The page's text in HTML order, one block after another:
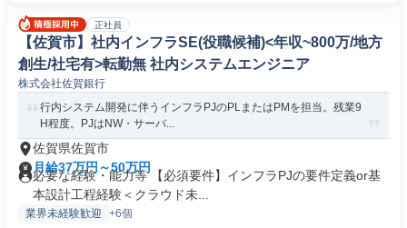
正社員
【佐賀市】社内インフラSE(役職候補)<年収~800万/地方
創生/社宅有>転勤無 社内システムエンジニア
株式会社佐賀銀行
行内システム開発に伴うインフラPJのPLまたはPMを担当。残業9
H程度。PJはNW・サーバ...
佐賀県佐賀市
月給37万円～50万円
必要な経験・能力等 【必須要件】インフラPJの要件定義or基
本設計工程経験＜クラウド未...
業界未経験歓迎 +6個